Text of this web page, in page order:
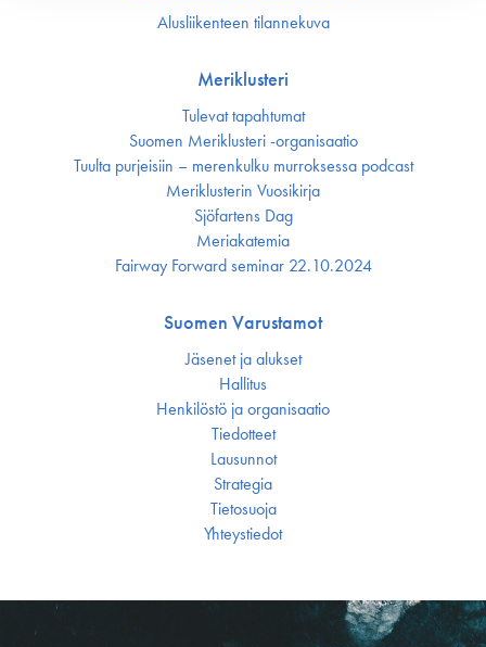
Alusliikenteen tilannekuva
Meriklusteri
Tulevat tapahtumat
Suomen Meriklusteri -organisaatio
Tuulta purjeisiin – merenkulku murroksessa podcast
Meriklusterin Vuosikirja
Sjöfartens Dag
Meriakatemia
Fairway Forward seminar 22.10.2024
Suomen Varustamot
Jäsenet ja alukset
Hallitus
Henkilöstö ja organisaatio
Tiedotteet
Lausunnot
Strategia
Tietosuoja
Yhteystiedot